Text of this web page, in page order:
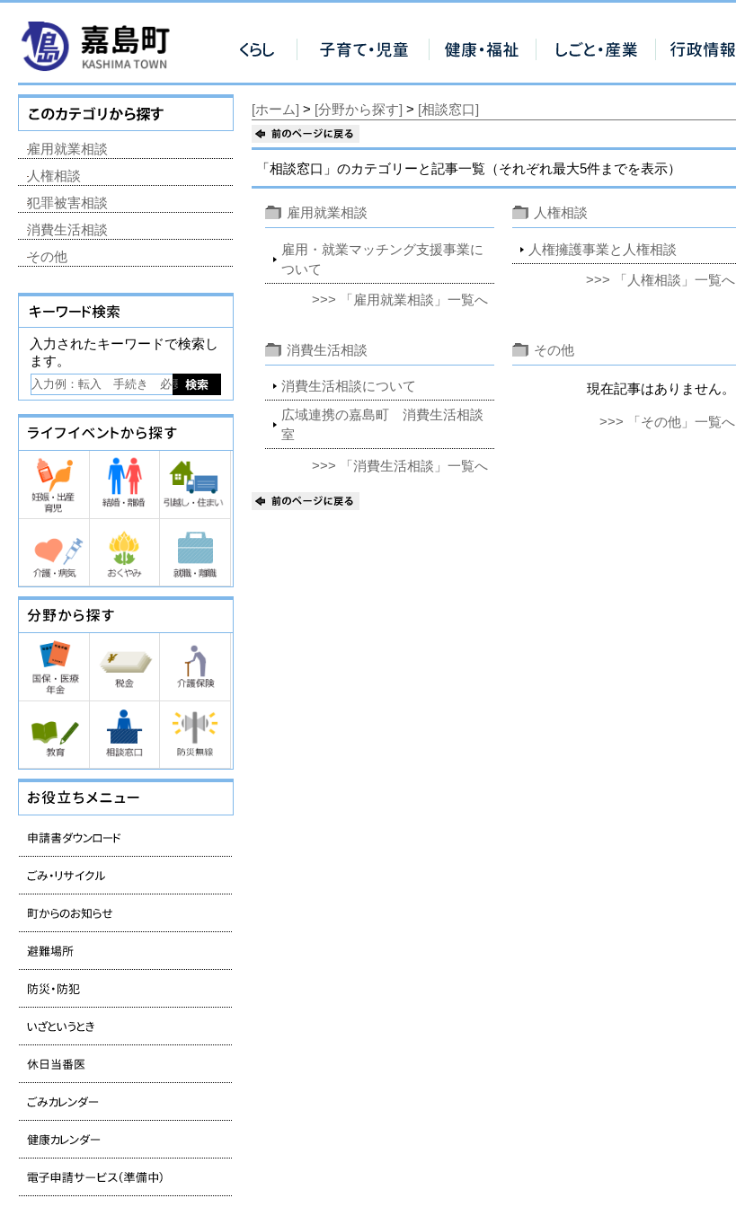
[ホーム] > [分野から探す] > [相談窓口]
「相談窓口」のカテゴリーと記事一覧（それぞれ最大5件までを表示）
雇用就業相談
雇用・就業マッチング支援事業に
ついて
>>> 「雇用就業相談」一覧へ
人権相談
人権擁護事業と人権相談
>>> 「人権相談」一覧へ
消費生活相談
消費生活相談について
広域連携の嘉島町 消費生活相談
室
>>> 「消費生活相談」一覧へ
その他
現在記事はありません。
>>> 「その他」一覧へ
雇用就業相談
人権相談
犯罪被害相談
消費生活相談
その他
入力されたキーワードで検索し
ます。